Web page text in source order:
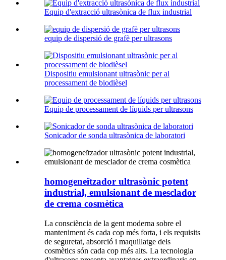
Equip d'extracció ultrasònica de flux industrial
equip de dispersió de grafè per ultrasons
Dispositiu emulsionant ultrasònic per al
processament de biodièsel
Equip de processament de líquids per ultrasons
Sonicador de sonda ultrasònica de laboratori
homogeneïtzador ultrasònic potent
industrial, emulsionant de mesclador
de crema cosmètica
La consciència de la gent moderna sobre el
manteniment és cada cop més forta, i els requisits
de seguretat, absorció i maquillatge dels
cosmètics són cada cop més alts. La tecnologia